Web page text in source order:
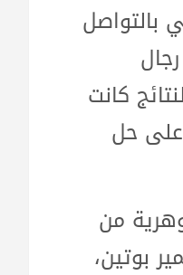
كانت
على حل
من
بوتين،